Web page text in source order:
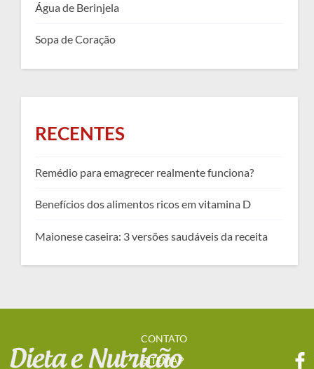
Água de Berinjela
Sopa de Coração
RECENTES
Remédio para emagrecer realmente funciona?
Benefícios dos alimentos ricos em vitamina D
Maionese caseira: 3 versões saudáveis da receita
CONTATO
SITEMAP